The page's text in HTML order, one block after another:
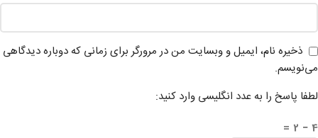
ذخیره نام، ایمیل و وبسایت من در مرورگر برای زمانی که دوباره دیدگاهی
می‌نویسم.
لطفا پاسخ را به عدد انگلیسی وارد کنید:
4 − 2 =